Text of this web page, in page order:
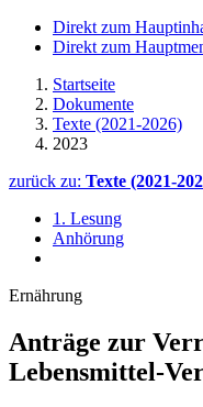
Direkt zum
Direkt zum
Startseite
Dokumente
Texte (2021-2026)
2023
zurück zu: Texte (2021-
1. Lesung
Anhörung
Ernährung
Anträge zur
Lebensmittel-